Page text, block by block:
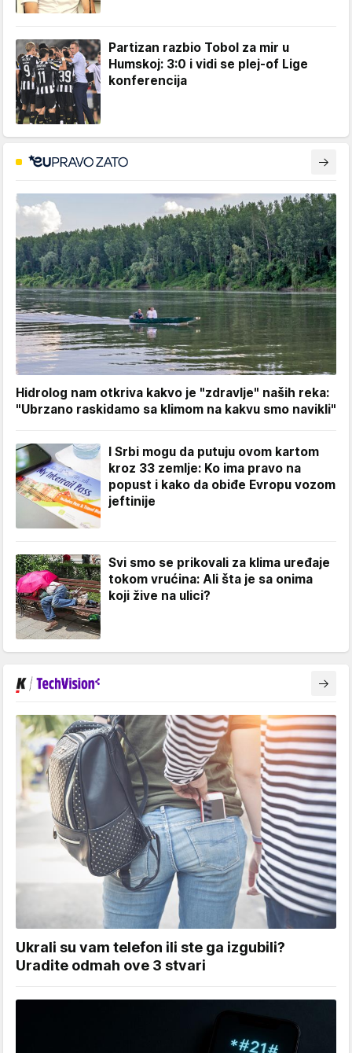
Partizan razbio Tobol za mir u
Humskoj: 3:0 i vidi se plej-of Lige
konferencija
Hidrolog nam otkriva kakvo je "zdravlje" naših reka:
"Ubrzano raskidamo sa klimom na kakvu smo navikli"
I Srbi mogu da putuju ovom kartom
kroz 33 zemlje: Ko ima pravo na
popust i kako da obiđe Evropu vozom
jeftinije
Svi smo se prikovali za klima uređaje
tokom vrućina: Ali šta je sa onima
koji žive na ulici?
Ukrali su vam telefon ili ste ga izgubili?
Uradite odmah ove 3 stvari